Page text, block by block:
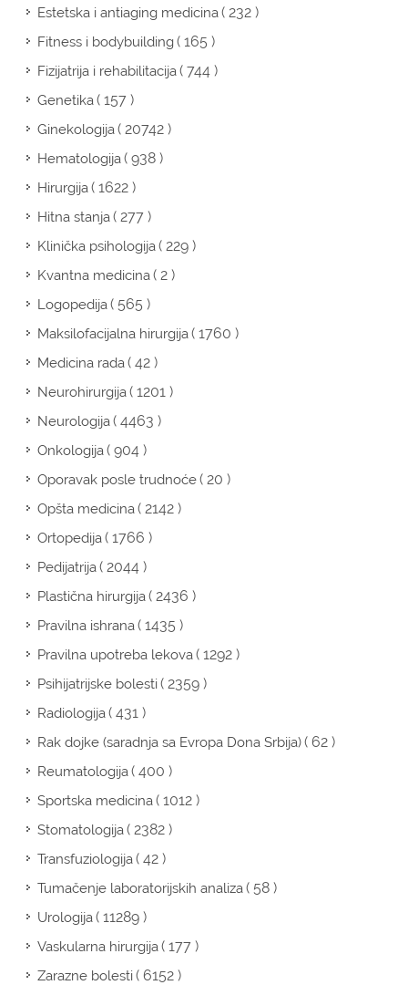
Estetska i antiaging medicina( 232 )
Fitness i bodybuilding( 165 )
Fizijatrija i rehabilitacija( 744 )
Genetika( 157 )
Ginekologija( 20742 )
Hematologija( 938 )
Hirurgija( 1622 )
Hitna stanja( 277 )
Klinička psihologija( 229 )
Kvantna medicina( 2 )
Logopedija( 565 )
Maksilofacijalna hirurgija( 1760 )
Medicina rada( 42 )
Neurohirurgija( 1201 )
Neurologija( 4463 )
Onkologija( 904 )
Oporavak posle trudnoće( 20 )
Opšta medicina( 2142 )
Ortopedija( 1766 )
Pedijatrija( 2044 )
Plastična hirurgija( 2436 )
Pravilna ishrana( 1435 )
Pravilna upotreba lekova( 1292 )
Psihijatrijske bolesti( 2359 )
Radiologija( 431 )
Rak dojke (saradnja sa Evropa Dona Srbija)( 62 )
Reumatologija( 400 )
Sportska medicina( 1012 )
Stomatologija( 2382 )
Transfuziologija( 42 )
Tumačenje laboratorijskih analiza( 58 )
Urologija( 11289 )
Vaskularna hirurgija( 177 )
Zarazne bolesti( 6152 )